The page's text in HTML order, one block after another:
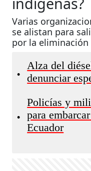
Varias
se alistan para
por la
•
Alza del
denunciar
•
Policías y
para
Ecuador